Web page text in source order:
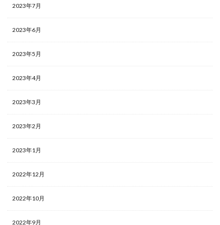
2023年7月
2023年6月
2023年5月
2023年4月
2023年3月
2023年2月
2023年1月
2022年12月
2022年10月
2022年9月